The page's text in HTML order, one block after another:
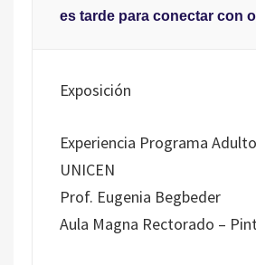
es tarde para conectar con
Exposición
Experiencia Programa
UNICEN
Prof. Eugenia Begbeder
Aula Magna Rectorado –